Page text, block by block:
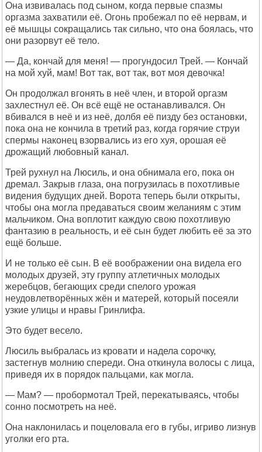
Она извивалась под сыном, когда первые спазмы
оргазма захватили её. Огонь пробежал по её нервам, и
её мышцы сокращались так сильно, что она боялась, что
они разорвут её тело.
— Да, кончай для меня! — прогундосил Трей. — Кончай
на мой хуй, мам! Вот так, вот так, вот моя девочка!
Он продолжал вгонять в неё член, и второй оргазм
захлестнул её. Он всё ещё не останавливался. Он
вбивался в неё и из неё, долбя её пизду без остановки,
пока она не кончила в третий раз, когда горячие струи
спермы наконец взорвались из его хуя, орошая её
дрожащий любовный канал.
Трей рухнул на Люсиль, и она обнимала его, пока он
дремал. Закрыв глаза, она погрузилась в похотливые
видения будущих дней. Ворота теперь были открыты,
чтобы она могла предаваться своим желаниям с этим
мальчиком. Она воплотит каждую свою похотливую
фантазию в реальность, и её сын будет любить её за это
ещё больше.
И не только её сын. В её воображении она видела его
молодых друзей, эту группу атлетичных молодых
жеребцов, бегающих среди спелого урожая
неудовлетворённых жён и матерей, который посеяли
узкие улицы и нравы Гринлифа.
Это будет весело.
Люсиль выбралась из кровати и надела сорочку,
застегнув молнию спереди. Она откинула волосы с лица,
приведя их в порядок пальцами, как могла.
— Мам? — пробормотал Трей, перекатываясь, чтобы
сонно посмотреть на неё.
Она наклонилась и поцеловала его в губы, игриво лизнув
уголки его рта.